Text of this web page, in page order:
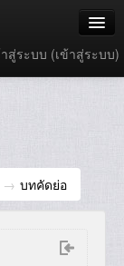
สู่ระบบ (เข้าสู่ระบบ)
→ บทคัดย่อ